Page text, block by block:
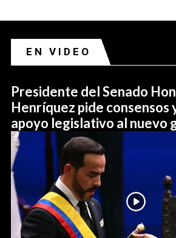
EN VIDEO
Presidente del Senado
Henríquez pide consensos
apoyo legislativo al nuevo